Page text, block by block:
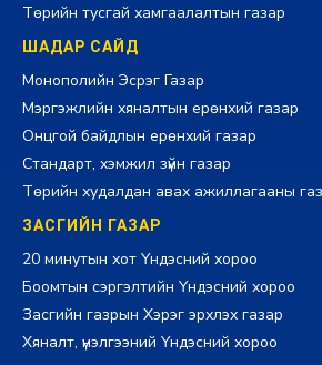
Төрийн тусгай хамгаалалтын газар
ШАДАР САЙД
Монополийн Эсрэг Газар
Мэргэжлийн хяналтын ерөнхий газар
Онцгой байдлын ерөнхий газар
Стандарт, хэмжил зүйн газар
Төрийн худалдан авах ажиллагааны
ЗАСГИЙН ГАЗАР
20 минутын хот Үндэсний хороо
Боомтын сэргэлтийн Үндэсний хороо
Засгийн газрын Хэрэг эрхлэх газар
Хяналт, үнэлгээний Үндэсний хороо